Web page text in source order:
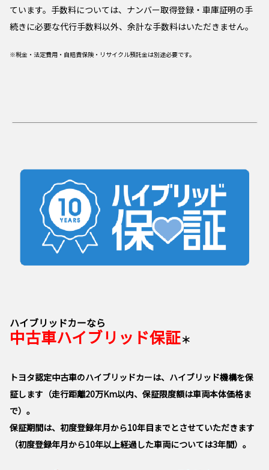
ています。手数料については、ナンバー取得登録・車庫証明の手
続きに必要な代行手数料以外、余計な手数料はいただきません。
※税金・法定費用・自賠責保険・リサイクル預託金は別途必要です。
ハイブリッドカーなら
中古車ハイブリッド保証＊
トヨタ認定中古車のハイブリッドカーは、ハイブリッド機構を保
証します（走行距離20万Km以内、保証限度額は車両本体価格ま
で）。
保証期間は、初度登録年月から10年目までとさせていただきます
（初度登録年月から10年以上経過した車両については3年間）。